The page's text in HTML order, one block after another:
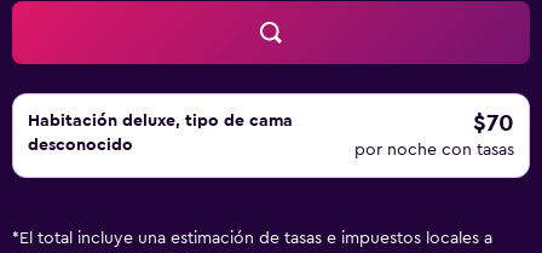
Habitación deluxe, tipo de cama
desconocido
$70
por noche con tasas
* El total incluye una estimación de tasas e impuestos locales a